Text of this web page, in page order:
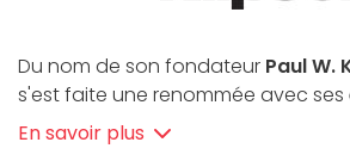
Du nom de son fondateur Paul W.
s'est faite une renommée avec ses
Home-cinéma haut de gamme
plus de 60 ans d’innovation dans
En savoir plus